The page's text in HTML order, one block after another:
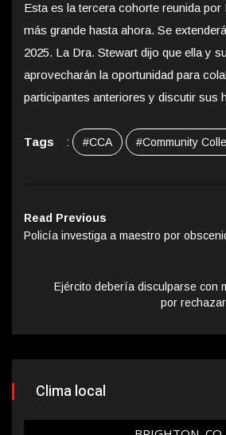
Esta es la tercera cohorte reunida por
más grande hasta ahora. Se
2025. La Dra. Stewart dijo que ella y
aprovecharán la oportunidad para
participantes anteriores y discutir sus
Tags : #CCA #Community
Read Previous
Policía investiga a maestro por
Ejército debería disculparse con
por
Clima local